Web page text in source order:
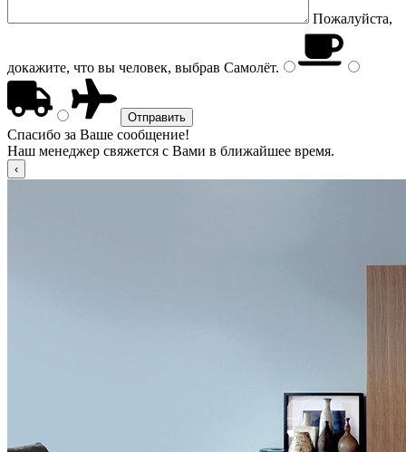
Пожалуйста,
докажите, что вы человек, выбрав Самолёт.
Спасибо за Ваше сообщение!
Наш менеджер свяжется с Вами в ближайшее время.